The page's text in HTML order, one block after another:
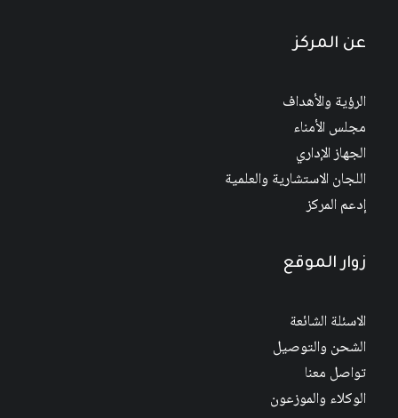
عن المركز
الرؤية والأهداف
مجلس الأمناء
الجهاز الإداري
اللجان الاستشارية والعلمية
إدعم المركز
زوار الموقع
الاسئلة الشائعة
الشحن والتوصيل
تواصل معنا
الوكلاء والموزعون